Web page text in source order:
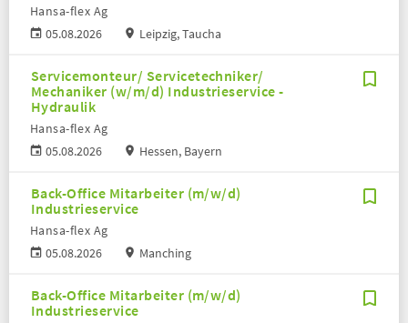
05.08.2026
Hansa-flex Ag
Leipzig, Taucha
Servicemonteur/ Servicetechniker/
Mechaniker (w/m/d) Industrieservice -
Hydraulik
05.08.2026
Hansa-flex Ag
Hessen, Bayern
Back-Office Mitarbeiter (m/w/d)
Industrieservice
05.08.2026
Hansa-flex Ag
Manching
Back-Office Mitarbeiter (m/w/d)
Industrieservice